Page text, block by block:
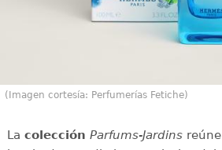
(Imagen cortesía: Perfumerías Fetiche)
La colección Parfums-Jardinsreúne